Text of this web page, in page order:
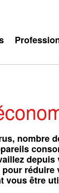
nombre
vous être